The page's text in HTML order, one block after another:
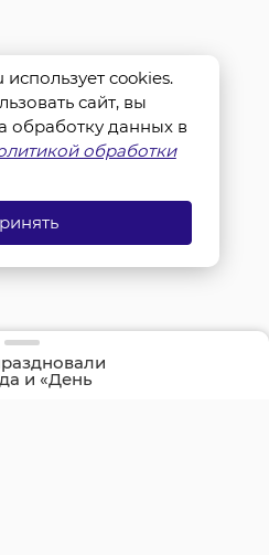
и «День
cookies.
сайт, вы
обработку данных в
обработки